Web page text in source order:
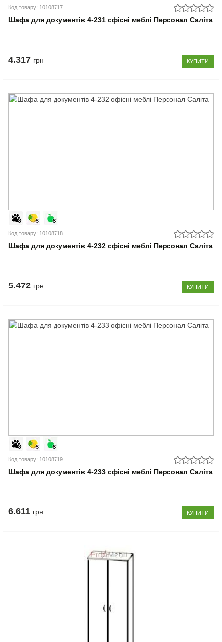
Код товару: 10108717
Шафа для документів 4-231 офісні меблі Персонал Саліта
4.317 грн КУПИТИ
Код товару: 10108718
Шафа для документів 4-232 офісні меблі Персонал Саліта
5.472 грн КУПИТИ
Код товару: 10108719
Шафа для документів 4-233 офісні меблі Персонал Саліта
6.611 грн КУПИТИ